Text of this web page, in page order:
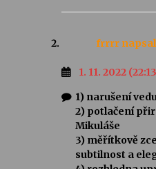
frrrr
1. 11. 2022
1) narušení
2) potlačení
Mikuláše
3) měřítkově
subtilnost a